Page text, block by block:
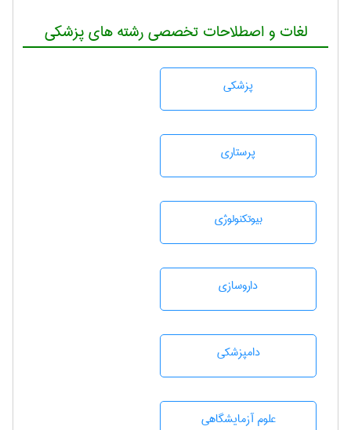
لغات و اصطلاحات تخصصی رشته های پزشکی
پزشكی
پرستاری
بيوتكنولوژی
داروسازی
دامپزشكی
علوم آزمايشگاهی